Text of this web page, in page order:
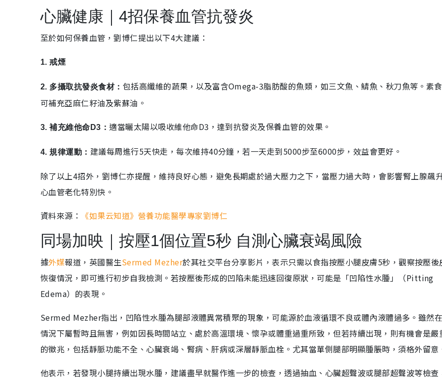
心臟健康｜4招保養血管抗發炎
至於如何保養血管，劉博仁提出以下4大建議：
1. 戒煙
2. 多攝取抗發炎食材： 包括高纖維的蔬果，以及富含Omega-3脂肪酸的魚類，如三文魚、鯖魚、秋刀魚等。素
可補充亞麻仁籽油及紫蘇油。
3. 補充維他命D3： 適當曬太陽以吸收維他命D3，達到抗發炎及保養血管的效果。
4. 規律運動： 建議每周進行5天快走，每次維持40分鐘，若一天走到5000步至6000步，效益會更好。
除了以上4招外，劉博仁亦提醒，維持良好心態，避免長期處於過大壓力之下，當壓力過大時，會影響腎上腺飆
心血管老化特別快。
資料來源： 《如果云知道》營養功能醫學專家劉博仁
同場加映｜按壓1個位置5秒 自測心臟衰竭風險
據外媒報道，英國醫生Sermed Mezher於其社交平台分享影片，表示只需以食指按壓小腿皮膚5秒，觀察按壓後
恢復情況，即可進行初步自我檢測。若按壓後形成的凹陷未能迅速回復原狀，可能是「凹陷性水腫」（Pitting
Edema）的表現。
Sermed Mezher指出，凹陷性水腫為腿部液體異常積聚的現象，可能源於血液循環不良或體內液體過多。雖然
情況下屬暫時且無害，例如因長時間站立、處於高溫環境、懷孕或體重過重所致，但若持續出現，則有機會是嚴
的徵兆，包括靜脈功能不全、心臟衰竭、腎病、肝病或深層靜脈血栓。尤其當單側腿部明顯腫脹時，須格外留意
他表示，若發現小腿持續出現水腫，建議盡早就醫作進一步的檢查，透過抽血、心臟超聲波或腿部超聲波等檢查